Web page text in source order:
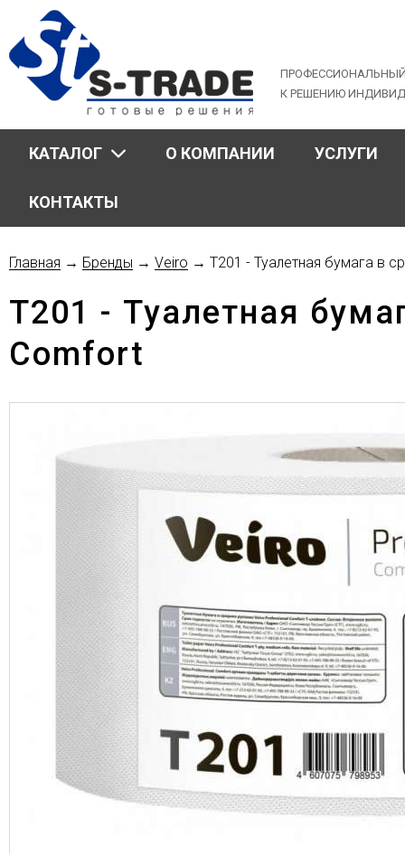
navigation
К РЕШЕНИЮ
КАТАЛОГ О КОМПАНИИ УСЛУГИ
КОНТАКТЫ
здесь
Главная → Бренды → Veiro → T201 - Туалетная бумага в
T201 - Туалетная
Comfort